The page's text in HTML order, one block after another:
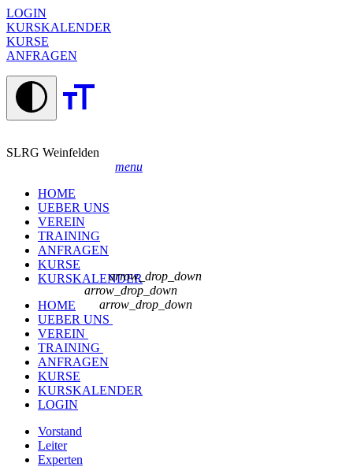
LOGIN
KURSKALENDER
KURSE
ANFRAGEN
SLRG Weinfelden
menu
HOME
UEBER UNS
VEREIN
TRAINING
ANFRAGEN
KURSE
KURSKALENDER
HOME
UEBER UNS
arrow_drop_down
VEREIN
arrow_drop_down
TRAINING
arrow_drop_down
ANFRAGEN
KURSE
KURSKALENDER
LOGIN
Vorstand
Leiter
Experten